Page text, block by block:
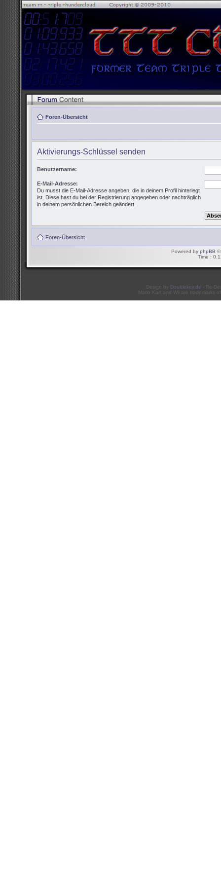
Foren-Übersicht
Aktivierungs-Schlüssel senden
Benutzername:
E-Mail-Adresse:
Du musst die E-Mail-Adresse angeben, die in deinem Profil hinterlegt
ist. Diese hast du bei der Registrierung angegeben oder nachträglich
in deinem persönlichen Bereich geändert.
Foren-Übersicht
Powered by phpBB ©
Time :
Design by Doublekey.de - Re-
Mario Kart and Wii are trademarks